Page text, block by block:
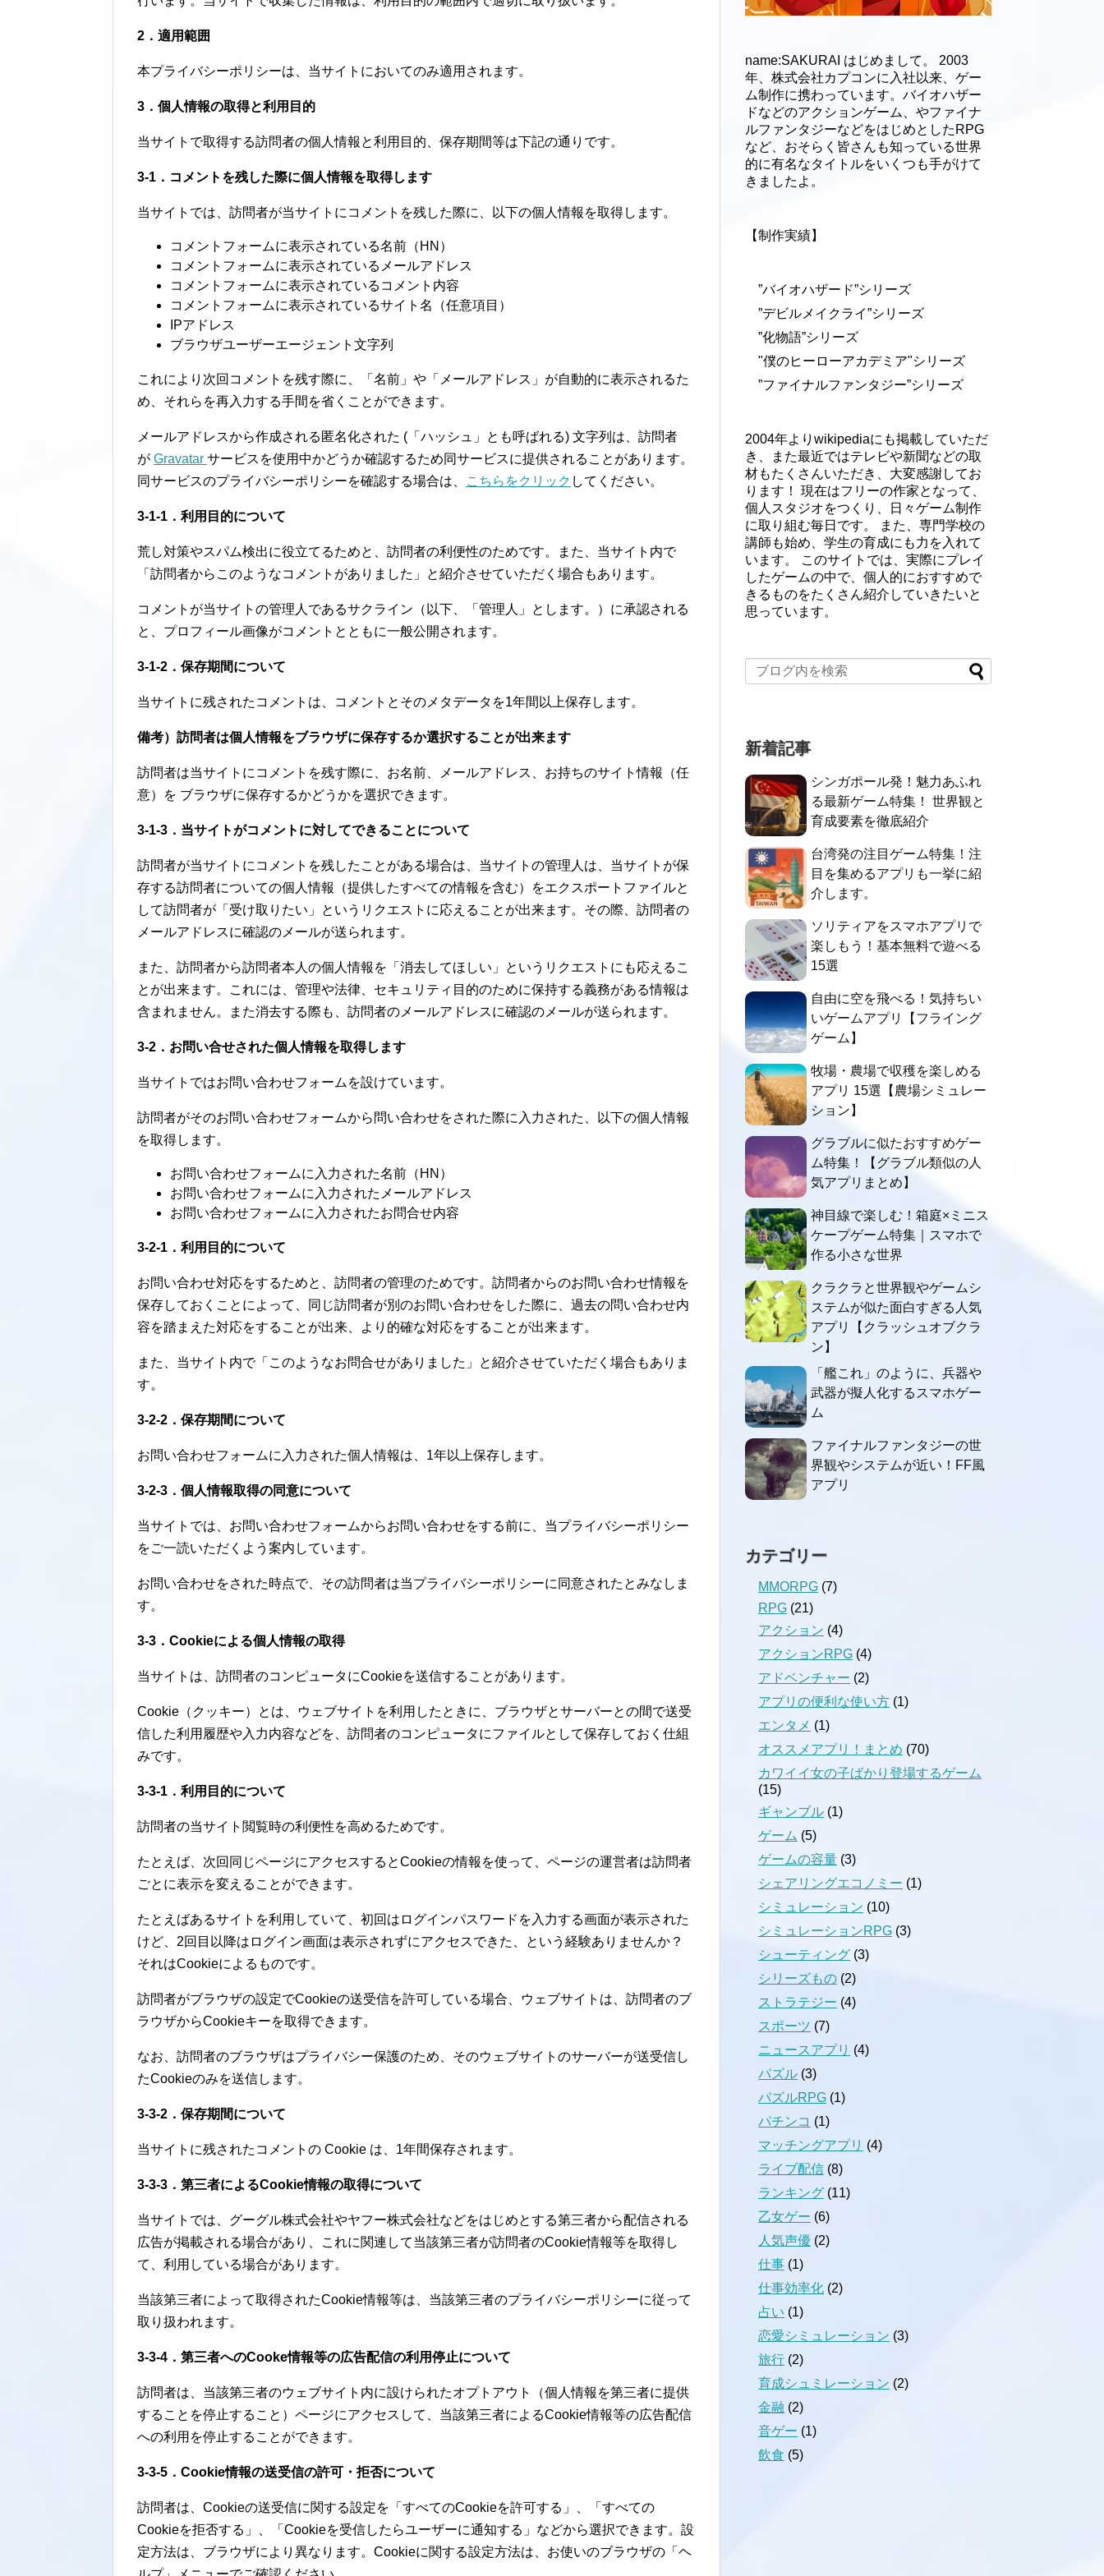
2．適用範囲
本プライバシーポリシーは、当サイトにおいてのみ適用されます。
3．個人情報の取得と利用目的
当サイトで取得する訪問者の個人情報と利用目的、保存期間等は下記の通りです。
3-1．コメントを残した際に個人情報を取得します
当サイトでは、訪問者が当サイトにコメントを残した際に、以下の個人情報を取得します。
コメントフォームに表示されている名前（HN）
コメントフォームに表示されているメールアドレス
コメントフォームに表示されているコメント内容
コメントフォームに表示されているサイト名（任意項目）
IPアドレス
ブラウザユーザーエージェント文字列
これにより次回コメントを残す際に、「名前」や「メールアドレス」が自動的に表示されるた
め、それらを再入力する手間を省くことができます。
メールアドレスから作成される匿名化された (「ハッシュ」とも呼ばれる) 文字列は、訪問者
が Gravatar サービスを使用中かどうか確認するため同サービスに提供されることがあります。
同サービスのプライバシーポリシーを確認する場合は、
こちらをクリック してください。
3-1-1．利用目的について
荒し対策やスパム検出に役立てるためと、訪問者の利便性のためです。また、当サイト内で
「訪問者からこのようなコメントがありました」と紹介させていただく場合もあります。
コメントが当サイトの管理人であるサクライン（以下、「管理人」とします。）に承認される
と、プロフィール画像がコメントとともに一般公開されます。
3-1-2．保存期間について
当サイトに残されたコメントは、コメントとそのメタデータを1年間以上保存します。
備考）訪問者は個人情報をブラウザに保存するか選択することが出来ます
訪問者は当サイトにコメントを残す際に、お名前、メールアドレス、お持ちのサイト情報（任
意）を ブラウザに保存するかどうかを選択できます。
3-1-3．当サイトがコメントに対してできることについて
訪問者が当サイトにコメントを残したことがある場合は、当サイトの管理人は、当サイトが保
存する訪問者についての個人情報（提供したすべての情報を含む）をエクスポートファイルと
して訪問者が「受け取りたい」というリクエストに応えることが出来ます。その際、訪問者の
メールアドレスに確認のメールが送られます。
また、訪問者から訪問者本人の個人情報を「消去してほしい」というリクエストにも応えるこ
とが出来ます。これには、管理や法律、セキュリティ目的のために保持する義務がある情報は
含まれません。また消去する際も、訪問者のメールアドレスに確認のメールが送られます。
3-2．お問い合せされた個人情報を取得します
当サイトではお問い合わせフォームを設けています。
訪問者がそのお問い合わせフォームから問い合わせをされた際に入力された、以下の個人情報
を取得します。
お問い合わせフォームに入力された名前（HN）
お問い合わせフォームに入力されたメールアドレス
お問い合わせフォームに入力されたお問合せ内容
3-2-1．利用目的について
お問い合わせ対応をするためと、訪問者の管理のためです。訪問者からのお問い合わせ情報を
保存しておくことによって、同じ訪問者が別のお問い合わせをした際に、過去の問い合わせ内
容を踏まえた対応をすることが出来、より的確な対応をすることが出来ます。
また、当サイト内で「このようなお問合せがありました」と紹介させていただく場合もありま
す。
3-2-2．保存期間について
お問い合わせフォームに入力された個人情報は、1年以上保存します。
3-2-3．個人情報取得の同意について
当サイトでは、お問い合わせフォームからお問い合わせをする前に、当プライバシーポリシー
をご一読いただくよう案内しています。
お問い合わせをされた時点で、その訪問者は当プライバシーポリシーに同意されたとみなしま
す。
3-3．Cookieによる個人情報の取得
当サイトは、訪問者のコンピュータにCookieを送信することがあります。
Cookie（クッキー）とは、ウェブサイトを利用したときに、ブラウザとサーバーとの間で送受
信した利用履歴や入力内容などを、訪問者のコンピュータにファイルとして保存しておく仕組
みです。
3-3-1．利用目的について
訪問者の当サイト閲覧時の利便性を高めるためです。
たとえば、次回同じページにアクセスするとCookieの情報を使って、ページの運営者は訪問者
ごとに表示を変えることができます。
たとえばあるサイトを利用していて、初回はログインパスワードを入力する画面が表示された
けど、2回目以降はログイン画面は表示されずにアクセスできた、という経験ありませんか？
それはCookieによるものです。
訪問者がブラウザの設定でCookieの送受信を許可している場合、ウェブサイトは、訪問者のブ
ラウザからCookieキーを取得できます。
なお、訪問者のブラウザはプライバシー保護のため、そのウェブサイトのサーバーが送受信し
たCookieのみを送信します。
3-3-2．保存期間について
当サイトに残されたコメントの Cookie は、1年間保存されます。
3-3-3．第三者によるCookie情報の取得について
当サイトでは、グーグル株式会社やヤフー株式会社などをはじめとする第三者から配信される
広告が掲載される場合があり、これに関連して当該第三者が訪問者のCookie情報等を取得し
て、利用している場合があります。
当該第三者によって取得されたCookie情報等は、当該第三者のプライバシーポリシーに従って
取り扱われます。
3-3-4．第三者へのCooke情報等の広告配信の利用停止について
訪問者は、当該第三者のウェブサイト内に設けられたオプトアウト（個人情報を第三者に提供
することを停止すること）ページにアクセスして、当該第三者によるCookie情報等の広告配信
への利用を停止することができます。
3-3-5．Cookie情報の送受信の許可・拒否について
訪問者は、Cookieの送受信に関する設定を「すべてのCookieを許可する」、「すべての
Cookieを拒否する」、「Cookieを受信したらユーザーに通知する」などから選択できます。設
定方法は、ブラウザにより異なります。Cookieに関する設定方法は、お使いのブラウザの「ヘ
name:SAKURAI はじめまして。 2003
年、株式会社カプコンに入社以来、ゲー
ム制作に携わっています。バイオハザー
ドなどのアクションゲーム、やファイナ
ルファンタジーなどをはじめとしたRPG
など、おそらく皆さんも知っている世界
的に有名なタイトルをいくつも手がけて
きましたよ。
【制作実績】
”バイオハザード”シリーズ
”デビルメイクライ”シリーズ
”化物語”シリーズ
"僕のヒーローアカデミア"シリーズ
”ファイナルファンタジー”シリーズ
2004年よりwikipediaにも掲載していただ
き、また最近ではテレビや新聞などの取
材もたくさんいただき、大変感謝してお
ります！ 現在はフリーの作家となって、
個人スタジオをつくり、日々ゲーム制作
に取り組む毎日です。 また、専門学校の
講師も始め、学生の育成にも力を入れて
います。 このサイトでは、実際にプレイ
したゲームの中で、個人的におすすめで
きるものをたくさん紹介していきたいと
思っています。
新着記事
シンガポール発！魅力あふれ
る最新ゲーム特集！ 世界観と
育成要素を徹底紹介
台湾発の注目ゲーム特集！注
目を集めるアプリも一挙に紹
介します。
ソリティアをスマホアプリで
楽しもう！基本無料で遊べる
15選
自由に空を飛べる！気持ちい
いゲームアプリ【フライング
ゲーム】
牧場・農場で収穫を楽しめる
アプリ 15選【農場シミュレー
ション】
グラブルに似たおすすめゲー
ム特集！【グラブル類似の人
気アプリまとめ】
神目線で楽しむ！箱庭×ミニス
ケープゲーム特集｜スマホで
作る小さな世界
クラクラと世界観やゲームシ
ステムが似た面白すぎる人気
アプリ【クラッシュオブクラ
ン】
「艦これ」のように、兵器や
武器が擬人化するスマホゲー
ム
ファイナルファンタジーの世
界観やシステムが近い！FF風
アプリ
カテゴリー
MMORPG (7)
RPG (21)
アクション (4)
アクションRPG (4)
アドベンチャー (2)
アプリの便利な使い方 (1)
エンタメ (1)
オススメアプリ！まとめ (70)
カワイイ女の子ばかり登場するゲーム
(15)
ギャンブル (1)
ゲーム (5)
ゲームの容量 (3)
シェアリングエコノミー (1)
シミュレーション (10)
シミュレーションRPG (3)
シューティング (3)
シリーズもの (2)
ストラテジー (4)
スポーツ (7)
ニュースアプリ (4)
パズル (3)
パズルRPG (1)
パチンコ (1)
マッチングアプリ (4)
ライブ配信 (8)
ランキング (11)
乙女ゲー (6)
人気声優 (2)
仕事 (1)
仕事効率化 (2)
占い (1)
恋愛シミュレーション (3)
旅行 (2)
育成シュミレーション (2)
金融 (2)
音ゲー (1)
飲食 (5)
RPG
美少女が登場するゲーム
好きな「ゲームジャンル」ランキング
アプリランキング
マッチングアプリ
ライブ配信アプリ
ニュースアプリ
出前アプリ